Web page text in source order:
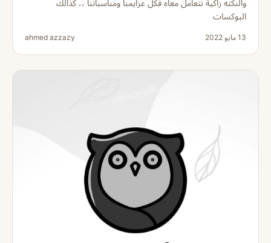
والنكته زاكية نتعامل معاه فكل عزايمنا ومناسباتنا ،، كذالك
البوكسات
13 مايو 2022 ahmed azzazy